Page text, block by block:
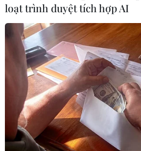
2 con chó giống Pitbull và
Ngay sau khi nhận được tin
an thành phố Dĩ An đã có mặt
xử lý vụ việc theo quy định./.
loạt trình duyệt tích hợp AI